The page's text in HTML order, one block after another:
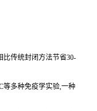
比传统封闭方法节省30-
等多种免疫学实验,一种